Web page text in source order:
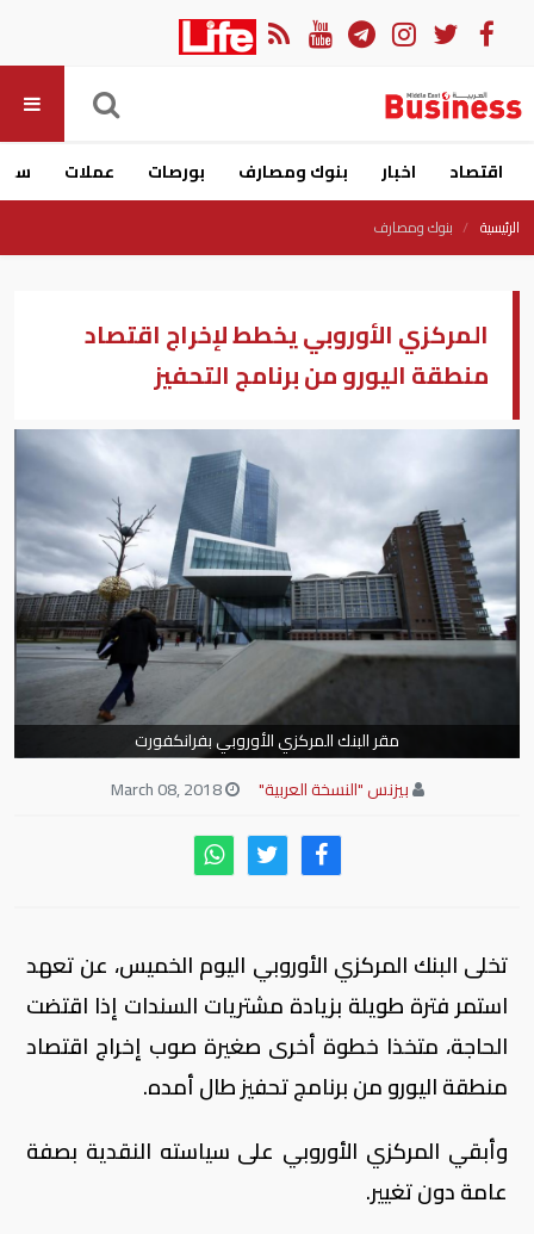
اقتصاد اخبار بنوك ومصارف بورصات عملات
الرئيسية بنوك ومصارف
المركزي الأوروبي يخطط لإخراج اقتصاد
منطقة اليورو من برنامج التحفيز
مقر البنك المركزي الأوروبي بفرانكفورت
بيزنس "النسخة العربية"
March 08, 2018
تخلى البنك المركزي الأوروبي اليوم الخميس، عن تعهد
استمر فترة طويلة بزيادة مشتريات السندات إذا اقتضت
الحاجة، متخذا خطوة أخرى صغيرة صوب إخراج اقتصاد
منطقة اليورو من برنامج تحفيز طال أمده.
وأبقي المركزي الأوروبي على سياسته النقدية بصفة
عامة دون تغيير.